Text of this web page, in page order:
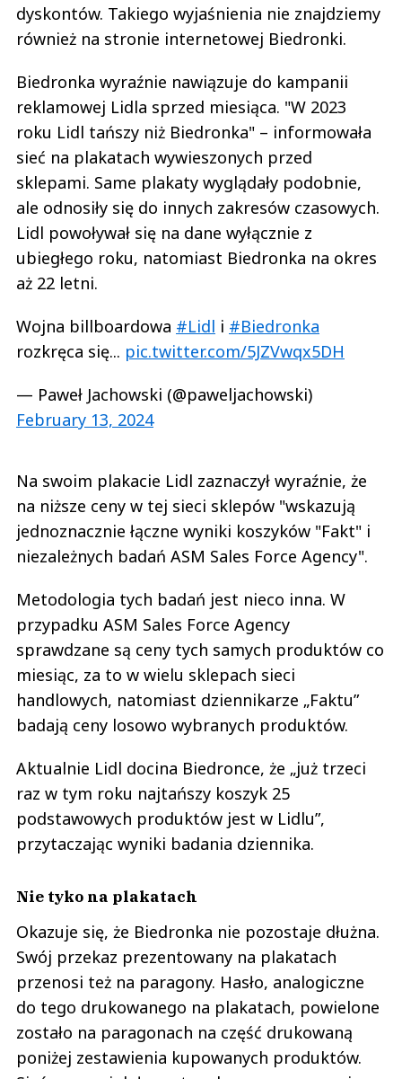
dyskontów. Takiego wyjaśnienia nie znajdziemy
również na stronie internetowej Biedronki.
Biedronka wyraźnie nawiązuje do kampanii
reklamowej Lidla sprzed miesiąca. "W 2023
roku Lidl tańszy niż Biedronka" – informowała
sieć na plakatach wywieszonych przed
sklepami. Same plakaty wyglądały podobnie,
ale odnosiły się do innych zakresów czasowych.
Lidl powoływał się na dane wyłącznie z
ubiegłego roku, natomiast Biedronka na okres
aż 22 letni.
Wojna billboardowa #Lidl i #Biedronka
rozkręca się... pic.twitter.com/5JZVwqx5DH
— Paweł Jachowski (@paweljachowski)
February 13, 2024
Na swoim plakacie Lidl zaznaczył wyraźnie, że
na niższe ceny w tej sieci sklepów "wskazują
jednoznacznie łączne wyniki koszyków "Fakt" i
niezależnych badań ASM Sales Force Agency".
Metodologia tych badań jest nieco inna. W
przypadku ASM Sales Force Agency
sprawdzane są ceny tych samych produktów co
miesiąc, za to w wielu sklepach sieci
handlowych, natomiast dziennikarze „Faktu”
badają ceny losowo wybranych produktów.
Aktualnie Lidl docina Biedronce, że „już trzeci
raz w tym roku najtańszy koszyk 25
podstawowych produktów jest w Lidlu”,
przytaczając wyniki badania dziennika.
Nie tyko na plakatach
Okazuje się, że Biedronka nie pozostaje dłużna.
Swój przekaz prezentowany na plakatach
przenosi też na paragony. Hasło, analogiczne
do tego drukowanego na plakatach, powielone
zostało na paragonach na część drukowaną
poniżej zestawienia kupowanych produktów.